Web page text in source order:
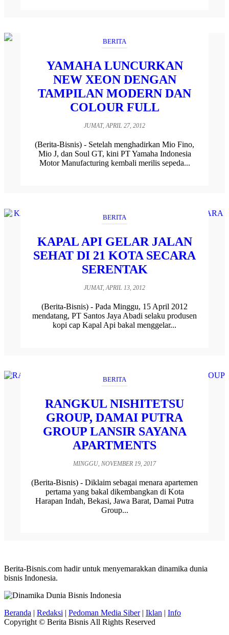
BERITA
YAMAHA LUNCURKAN
NEW XEON DENGAN
TAMPILAN MODERN DAN
COLOUR FULL
JUMAT, APRIL 27, 2012
(Berita-Bisnis) - Setelah menghadirkan Mio Fino,
Mio J, dan Soul GT, kini PT Yamaha Indonesia
Motor Manufacturing kembali merilis sepeda...
BERITA
KAPAL API GELAR JALAN
SEHAT DI 21 KOTA SECARA
SERENTAK
JUMAT, APRIL 13, 2012
(Berita-Bisnis) - Pada Minggu, 15 April 2012
mendatang, PT Santos Jaya Abadi selaku produsen
kopi cap Kapal Api bakal menggelar...
BERITA
RANGKUL NISHITETSU
GROUP, DAMAI PUTRA
GROUP LANSIR SAYANA
APARTMENTS
MINGGU, NOVEMBER 19, 2017
(Berita-Bisnis) - Diklaim sebagai menara apartemen
pertama yang bakal dikembangkan di Kota
Harapan Indah, Bekasi, Jawa Barat, Damai Putra
Group...
Berita-Bisnis.com hadir untuk menyemarakkan dinamika dunia
bisnis Indonesia.
Beranda | Redaksi | Pedoman Media Siber| Iklan | Info
Copyright © Berita Bisnis All Rights Reserved